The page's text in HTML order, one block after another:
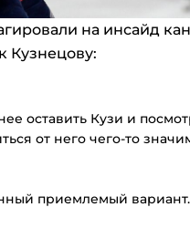
на инсайд
Кузнецову:
оставить Кузи и
от него чего-то
приемлемый вариант.